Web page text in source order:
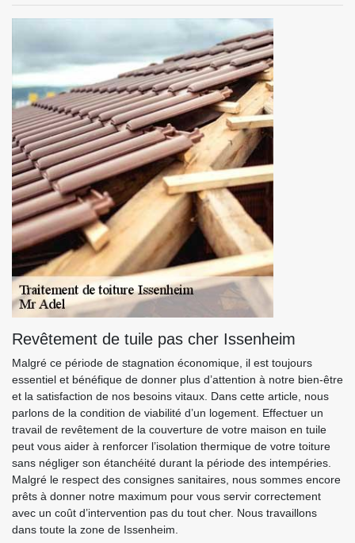
Revêtement de tuile pas cher Issenheim
Malgré ce période de stagnation économique, il est toujours
essentiel et bénéfique de donner plus d’attention à notre bien-être
et la satisfaction de nos besoins vitaux. Dans cette article, nous
parlons de la condition de viabilité d’un logement. Effectuer un
travail de revêtement de la couverture de votre maison en tuile
peut vous aider à renforcer l’isolation thermique de votre toiture
sans négliger son étanchéité durant la période des intempéries.
Malgré le respect des consignes sanitaires, nous sommes encore
prêts à donner notre maximum pour vous servir correctement
avec un coût d’intervention pas du tout cher. Nous travaillons
dans toute la zone de Issenheim.